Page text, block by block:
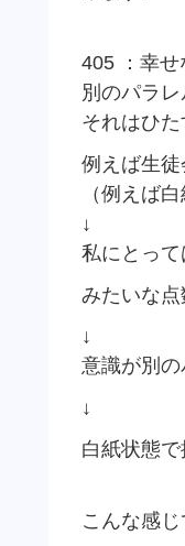
405 ：幸
別のパラ
それはひ
例えば生
（例えば
↓
私にとっ
みたいな
↓
意識が別の
↓
白紙状態
こんな感じ